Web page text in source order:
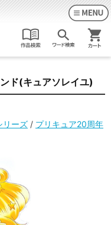
ド(キュアソレイユ)
リーズ / プリキュア20周年